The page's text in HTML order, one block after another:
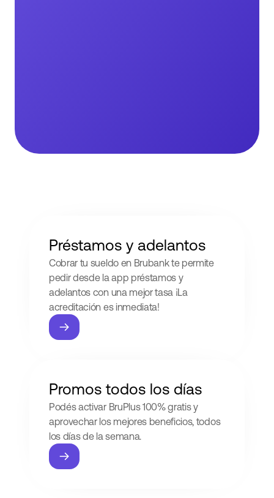
Préstamos y adelantos
Cobrar tu sueldo en Brubank te permite
pedir desde la app préstamos y
adelantos con una mejor tasa ¡La
acreditación es inmediata!
Promos todos los días
Podés activar BruPlus 100% gratis y
aprovechar los mejores beneficios, todos
los días de la semana.